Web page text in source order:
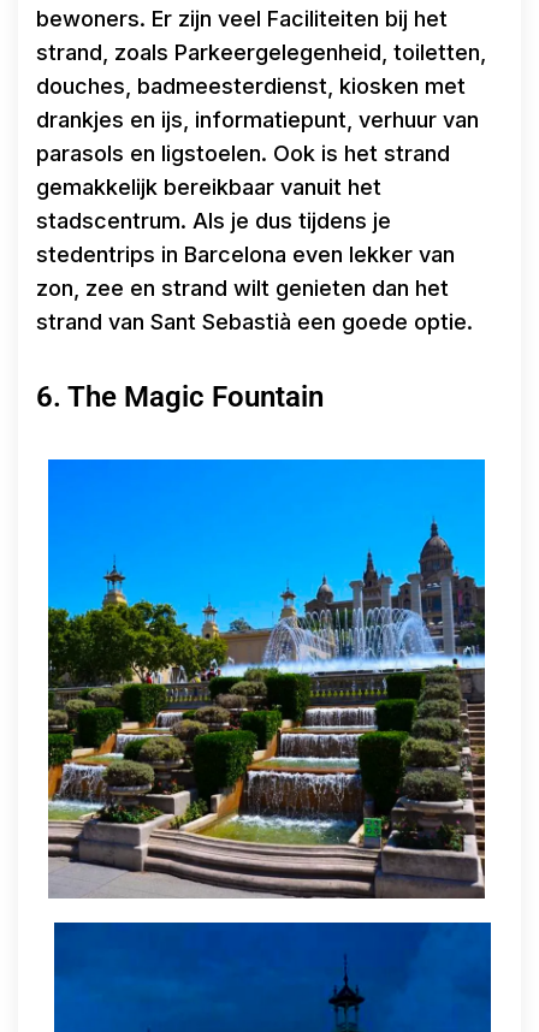
bewoners. Er zijn veel Faciliteiten bij het
strand, zoals Parkeergelegenheid, toiletten,
douches, badmeesterdienst, kiosken met
drankjes en ijs, informatiepunt, verhuur van
parasols en ligstoelen. Ook is het strand
gemakkelijk bereikbaar vanuit het
stadscentrum. Als je dus tijdens je
stedentrips in Barcelona even lekker van
zon, zee en strand wilt genieten dan het
strand van Sant Sebastià een goede optie.
6. The Magic Fountain